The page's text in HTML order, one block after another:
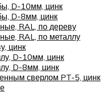
D-10мм, цинк
D-8мм, цинк
RAL, по дереву
RAL, по металлу
цинк
D-10мм, цинк
D-8мм, цинк
сверлом PT-5, цинк